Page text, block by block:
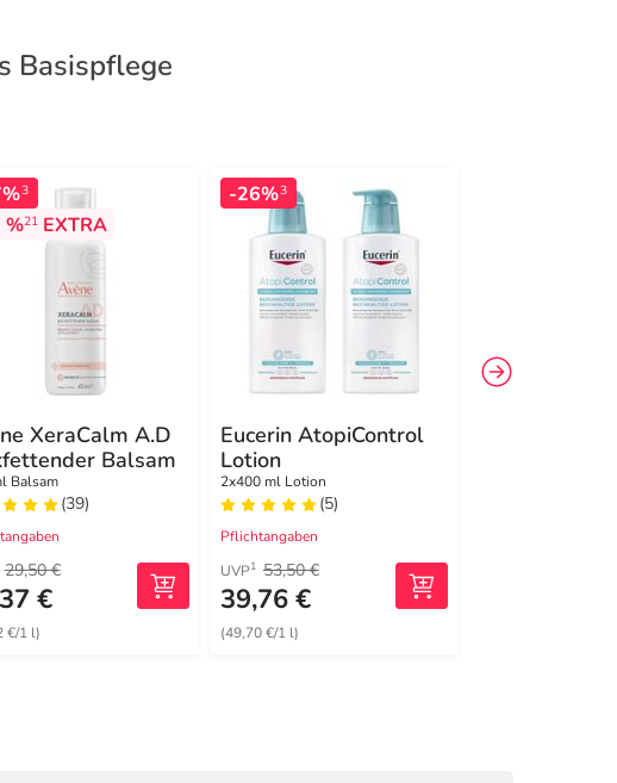
Basispflege
3
%21 EXTRA
XeraCalm A.D
Balsam
Balsam
(39)
29,50 €
€
€/1 l)
-26%3
Eucerin AtopiControl
Lotion
2x400 ml Lotion
(5)
Pflichtangaben
UVP1 53,50 €
39,76 €
(49,70 €/1 l)